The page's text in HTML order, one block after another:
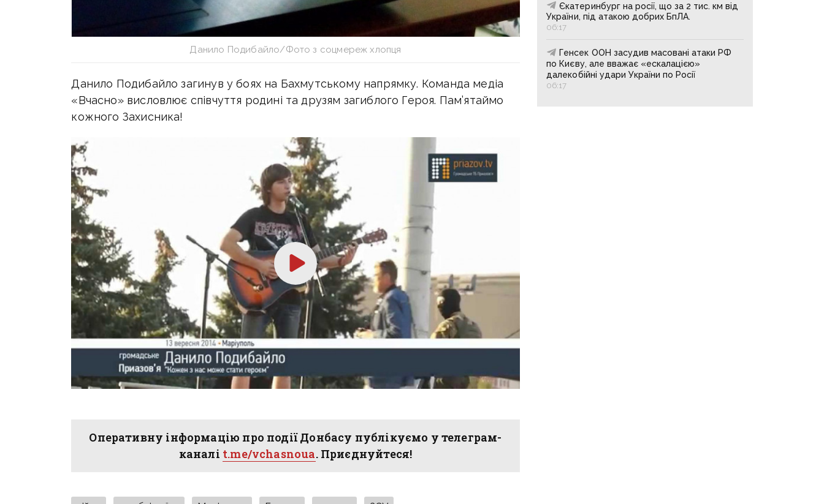
Данило Подибайло/Фото з соцмереж хлопця
Данило Подибайло загинув у боях на Бахмутському напрямку. Команда медіа
«Вчасно» висловлює співчуття родині та друзям загиблого Героя. Пам’ятаймо
кожного Захисника!
Оперативну інформацію про події Донбасу публікуємо у телеграм-
каналі t.me/vchasnoua. Приєднуйтеся!
Єкатеринбург на росії, що за 2 тис. км від
України, під атакою добрих БпЛА.
06:17
Генсек ООН засудив масовані атаки РФ
по Києву, але вважає «ескалацією»
далекобійні удари України по Росії
06:17